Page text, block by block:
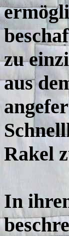
zu
aus
Rakel
In